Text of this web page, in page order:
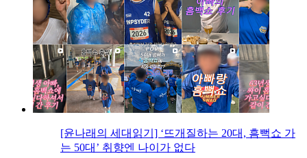
[윤나래의 세대읽기] ‘뜨개질하는 20대, 흠뻑쇼 가
는 50대’ 취향엔 나이가 없다